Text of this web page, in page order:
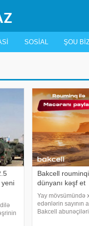
SOSIAL ŞOU
yeni
Bakcell
dünyanı kəşf et
Yay mövsümündə
edənlərin sayının
Bakcell